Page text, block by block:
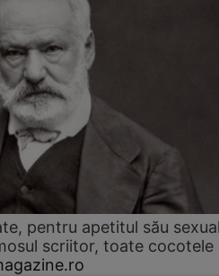
pentru apetitul său
scriitor, toate cocotele